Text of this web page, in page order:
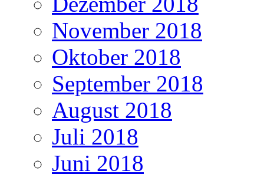
November 2018
Oktober 2018
September 2018
August 2018
Juli 2018
Juni 2018